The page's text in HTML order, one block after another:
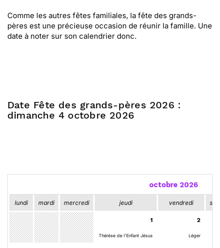
Comme les autres fêtes familiales, la fête des grands-
pères est une précieuse occasion de réunir la famille. Une
date à noter sur son calendrier donc.
Date Fête des grands-pères 2026 :
dimanche 4 octobre 2026
octobre 2026
lundi mardi mercredi jeudi vendredi
1
Thérèse de l'Enfant Jésus
2
Léger